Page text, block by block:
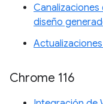
diseño
Chrome 116